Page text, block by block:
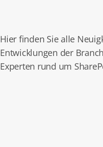
Hier finden Sie alle
Entwicklungen der
Experten rund um